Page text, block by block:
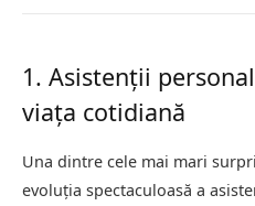
1. Asistenții
viața cotidiană
Una dintre cele mai mari
evoluția spectaculoasă a